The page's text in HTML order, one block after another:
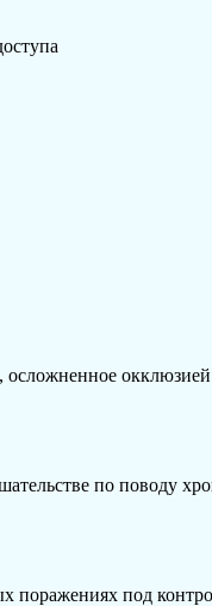
по поводу
поражениях под